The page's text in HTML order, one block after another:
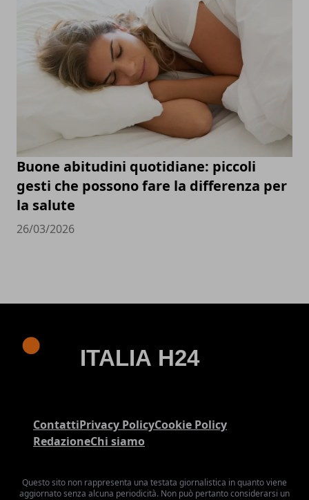
Buone abitudini quotidiane: piccoli
gesti che possono fare la differenza per
la salute
26/03/2026
ContattiPrivacy PolicyCookie Policy
RedazioneChi siamo
Questo sito non rappresenta una testata giornalistica in quanto viene
aggiornato senza alcuna periodicità. Non può pertanto considerarsi un